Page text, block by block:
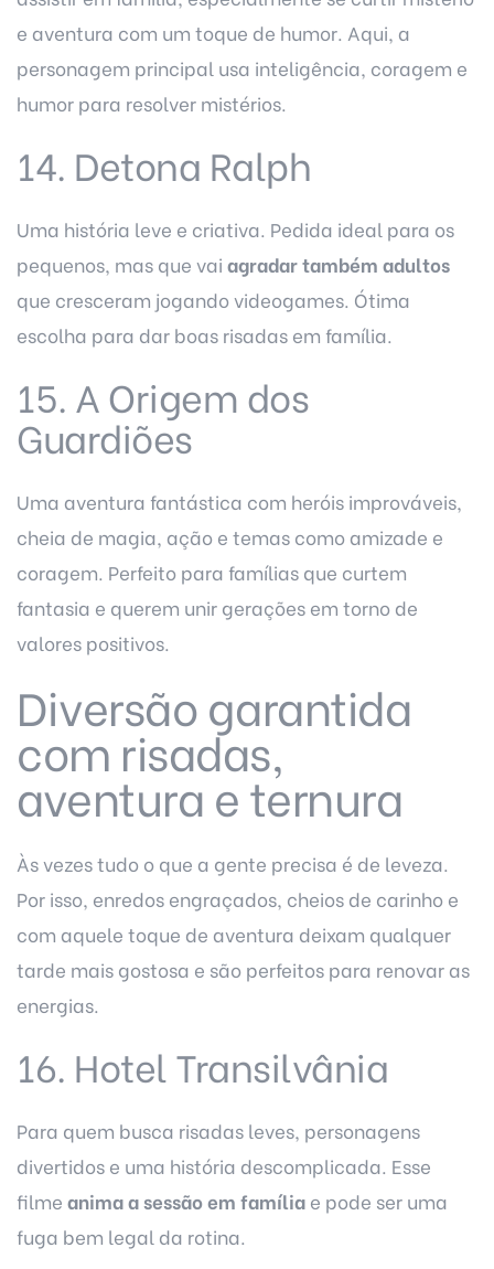
e aventura com um toque de humor. Aqui, a
personagem principal usa inteligência, coragem e
humor para resolver mistérios.
14. Detona Ralph
Uma história leve e criativa. Pedida ideal para os
pequenos, mas que vai agradar também adultos
que cresceram jogando videogames. Ótima
escolha para dar boas risadas em família.
15. A Origem dos
Guardiões
Uma aventura fantástica com heróis improváveis,
cheia de magia, ação e temas como amizade e
coragem. Perfeito para famílias que curtem
fantasia e querem unir gerações em torno de
valores positivos.
Diversão garantida
com risadas,
aventura e ternura
Às vezes tudo o que a gente precisa é de leveza.
Por isso, enredos engraçados, cheios de carinho e
com aquele toque de aventura deixam qualquer
tarde mais gostosa e são perfeitos para renovar as
energias.
16. Hotel Transilvânia
Para quem busca risadas leves, personagens
divertidos e uma história descomplicada. Esse
filme anima a sessão em família e pode ser uma
fuga bem legal da rotina.